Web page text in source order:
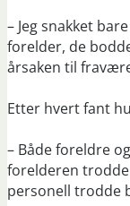
– Jeg snakket
forelder, de
årsaken til
Etter hvert fant
– Både foreldre
forelderen
personell trodde